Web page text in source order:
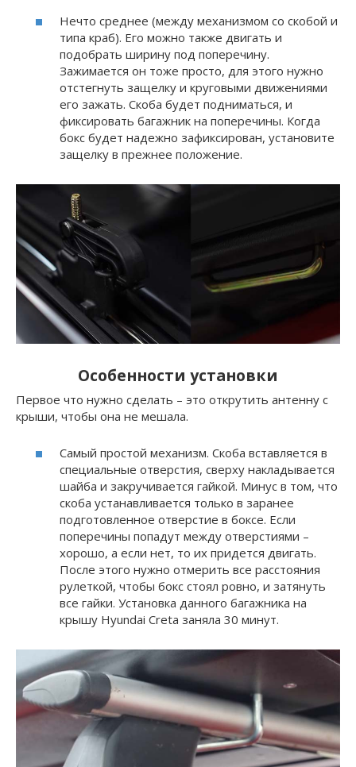
Нечто среднее (между механизмом со скобой и
типа краб). Его можно также двигать и
подобрать ширину под поперечину.
Зажимается он тоже просто, для этого нужно
отстегнуть защелку и круговыми движениями
его зажать. Скоба будет подниматься, и
фиксировать багажник на поперечины. Когда
бокс будет надежно зафиксирован, установите
защелку в прежнее положение.
Особенности установки
Первое что нужно сделать – это открутить антенну с
крыши, чтобы она не мешала.
Самый простой механизм. Скоба вставляется в
специальные отверстия, сверху накладывается
шайба и закручивается гайкой. Минус в том, что
скоба устанавливается только в заранее
подготовленное отверстие в боксе. Если
поперечины попадут между отверстиями –
хорошо, а если нет, то их придется двигать.
После этого нужно отмерить все расстояния
рулеткой, чтобы бокс стоял ровно, и затянуть
все гайки. Установка данного багажника на
крышу Hyundai Creta заняла 30 минут.